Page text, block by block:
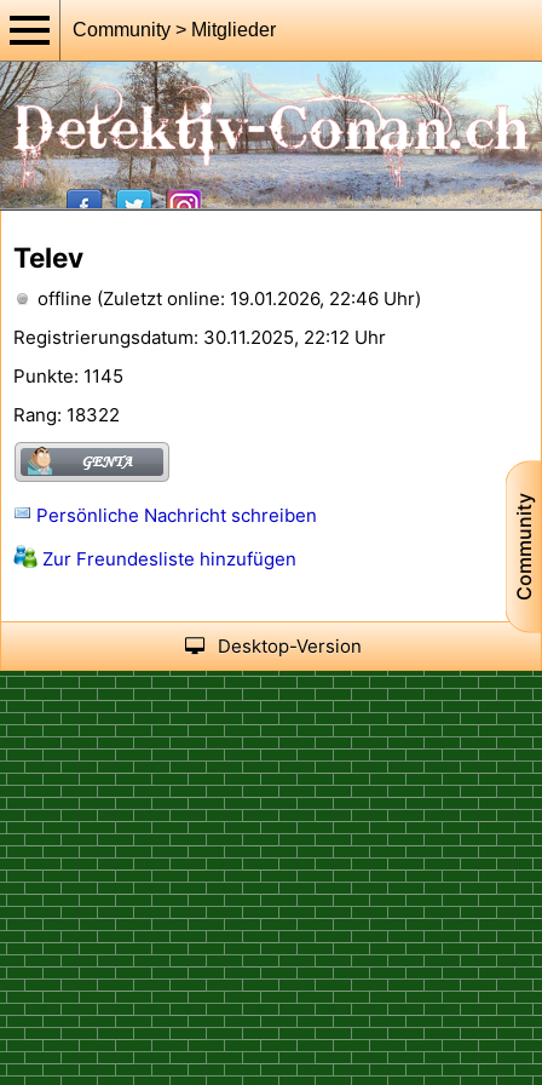
Community > Mitglieder
Community
Telev
offline (Zuletzt online: 19.01.2026, 22:46 Uhr)
Registrierungsdatum: 30.11.2025, 22:12 Uhr
Punkte: 1145
Rang: 18322
Persönliche Nachricht schreiben
Zur Freundesliste hinzufügen
Desktop-Version